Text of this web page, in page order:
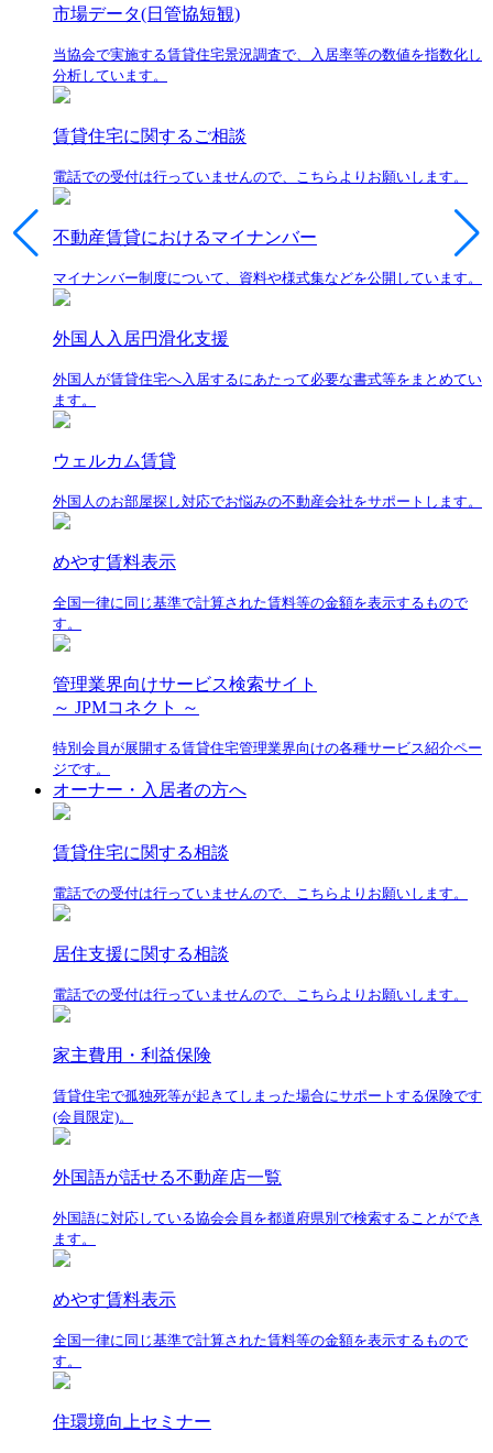
市場データ(日管協短観)
当協会で実施する賃貸住宅景況調査で、入居率等の数値を指数化し
分析しています。
賃貸住宅に関するご相談
電話での受付は行っていませんので、こちらよりお願いします。
不動産賃貸におけるマイナンバー
マイナンバー制度について、資料や様式集などを公開しています。
外国人入居円滑化支援
外国人が賃貸住宅へ入居するにあたって必要な書式等をまとめてい
ます。
ウェルカム賃貸
外国人のお部屋探し対応でお悩みの不動産会社をサポートします。
めやす賃料表示
全国一律に同じ基準で計算された賃料等の金額を表示するもので
す。
管理業界向けサービス検索サイト
～ JPMコネクト ～
特別会員が展開する賃貸住宅管理業界向けの各種サービス紹介ペー
ジです。
オーナー・入居者の方へ
賃貸住宅に関する相談
電話での受付は行っていませんので、こちらよりお願いします。
居住支援に関する相談
電話での受付は行っていませんので、こちらよりお願いします。
家主費用・利益保険
賃貸住宅で孤独死等が起きてしまった場合にサポートする保険です
(会員限定)。
外国語が話せる不動産店一覧
外国語に対応している協会会員を都道府県別で検索することができ
ます。
めやす賃料表示
全国一律に同じ基準で計算された賃料等の金額を表示するもので
す。
住環境向上セミナー